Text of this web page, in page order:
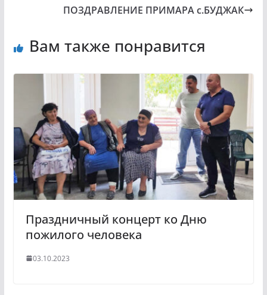
ПОЗДРАВЛЕНИЕ ПРИМАРА с.БУДЖАК
Вам также понравится
Праздничный концерт ко Дню
пожилого человека
03.10.2023